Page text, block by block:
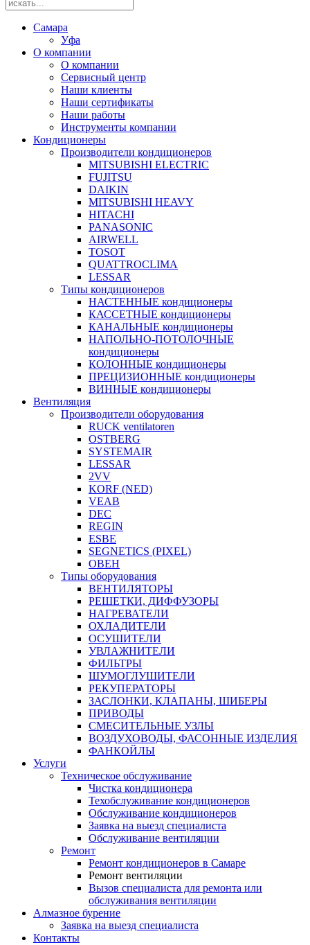
Самара
Уфа
О компании
О компании
Сервисный центр
Наши клиенты
Наши сертификаты
Наши работы
Инструменты компании
Кондиционеры
Производители кондиционеров
MITSUBISHI ELECTRIC
FUJITSU
DAIKIN
MITSUBISHI HEAVY
HITACHI
PANASONIC
AIRWELL
TOSOT
QUATTROCLIMA
LESSAR
Типы кондиционеров
НАСТЕННЫЕ кондиционеры
КАССЕТНЫЕ кондиционеры
КАНАЛЬНЫЕ кондиционеры
НАПОЛЬНО-ПОТОЛОЧНЫЕ
кондиционеры
КОЛОННЫЕ кондиционеры
ПРЕЦИЗИОННЫЕ кондиционеры
ВИННЫЕ кондиционеры
Вентиляция
Производители оборудования
RUCK ventilatoren
OSTBERG
SYSTEMAIR
LESSAR
2VV
KORF (NED)
VEAB
DEC
REGIN
ESBE
SEGNETICS (PIXEL)
ОВЕН
Типы оборудования
ВЕНТИЛЯТОРЫ
РЕШЕТКИ, ДИФФУЗОРЫ
НАГРЕВАТЕЛИ
ОХЛАДИТЕЛИ
ОСУШИТЕЛИ
УВЛАЖНИТЕЛИ
ФИЛЬТРЫ
ШУМОГЛУШИТЕЛИ
РЕКУПЕРАТОРЫ
ЗАСЛОНКИ, КЛАПАНЫ, ШИБЕРЫ
ПРИВОДЫ
СМЕСИТЕЛЬНЫЕ УЗЛЫ
ВОЗДУХОВОДЫ, ФАСОННЫЕ ИЗДЕЛИЯ
ФАНКОЙЛЫ
Услуги
Техническое обслуживание
Чистка кондиционера
Техобслуживание кондиционеров
Обслуживание кондиционеров
Заявка на выезд специалиста
Обслуживание вентиляции
Ремонт
Ремонт кондиционеров в Самаре
Ремонт вентиляции
Вызов специалиста для ремонта или
обслуживания вентиляции
Алмазное бурение
Заявка на выезд специалиста
Контакты